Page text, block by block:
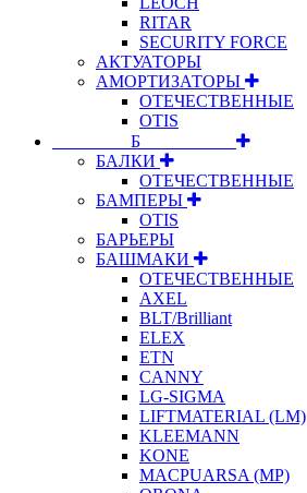
RITAR
SECURITY FORCE
АКТУАТОРЫ
АМОРТИЗАТОРЫ
ОТЕЧЕСТВЕННЫЕ
OTIS
⠀⠀⠀⠀⠀⠀Б⠀⠀⠀⠀⠀⠀⠀
БАЛКИ
ОТЕЧЕСТВЕННЫЕ
БАМПЕРЫ
OTIS
БАРЬЕРЫ
БАШМАКИ
ОТЕЧЕСТВЕННЫЕ
AXEL
BLT/Brilliant
ELEX
ETN
CANNY
LG-SIGMA
LIFTMATERIAL (LM)
KLEEMANN
KONE
MACPUARSA (MP)